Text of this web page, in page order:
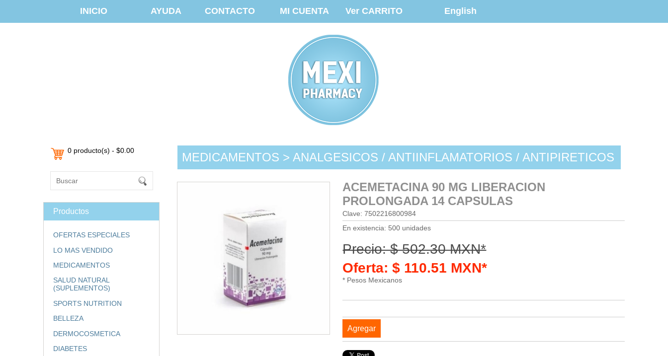
INICIO AYUDA CONTACTO MI CUENTA Ver CARRITO English
0 producto(s) - $0.00
Productos
OFERTAS ESPECIALES
LO MAS VENDIDO
MEDICAMENTOS
SALUD NATURAL
(SUPLEMENTOS)
SPORTS NUTRITION
BELLEZA
DERMOCOSMETICA
DIABETES
MEDICAMENTOS > ANALGESICOS / ANTIINFLAMATORIOS / ANTIPIRETICOS
ACEMETACINA 90 MG LIBERACION
PROLONGADA 14 CAPSULAS
Clave: 7502216800984
En existencia: 500 unidades
Precio: $ 502.30 MXN*
Oferta: $ 110.51 MXN*
* Pesos Mexicanos
Agregar